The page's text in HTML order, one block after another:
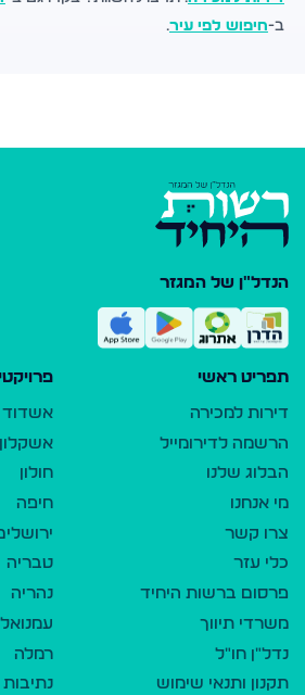
ב-חיפוש לפי עיר.
הנדל"ן של המגזר
תפריט ראשי
דירות למכירה
הרשמה לדירומייל
הבלוג שלנו
מי אנחנו
צרו קשר
כלי עזר
פרסום ברשות היחיד
משרדי תיווך
נדל"ן חו"ל
תקנון ותנאי שימוש
אשדוד
אשקלון
חולון
חיפה
טבריה
נהריה
עמנואל
רמלה
נתיבות